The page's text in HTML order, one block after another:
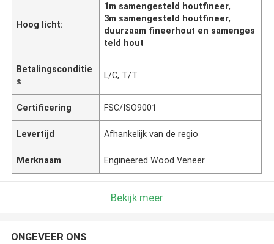
Hoog licht:
1m samengesteld houtfineer,
3m samengesteld houtfineer,
duurzaam fineerhout en samenges
teld hout
Betalingsconditie
s
L/C, T/T
Certificering FSC/ISO9001
Levertijd Afhankelijk van de regio
Merknaam Engineered Wood Veneer
Bekijk meer
ONGEVEER ONS